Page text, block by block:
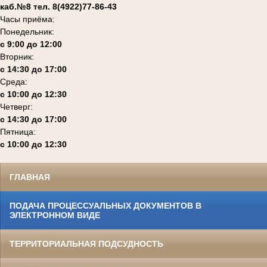
каб.№8 тел. 8(4922)77-86-43
Часы приёма:
Понедельник:
с 9:00 до 12:00
Вторник:
с 14:30 до 17:00
Среда:
с 10:00 до 12:30
Четверг:
с 14:30 до 17:00
Пятница:
с 10:00 до 12:30
ГЛАВНАЯ
ПОДАЧА ПРОЦЕССУАЛЬНЫХ ДОКУМЕНТОВ В
ЭЛЕКТРОННОМ ВИДЕ
ТЕРРИТОРИАЛЬНАЯ ПОДСУДНОСТЬ